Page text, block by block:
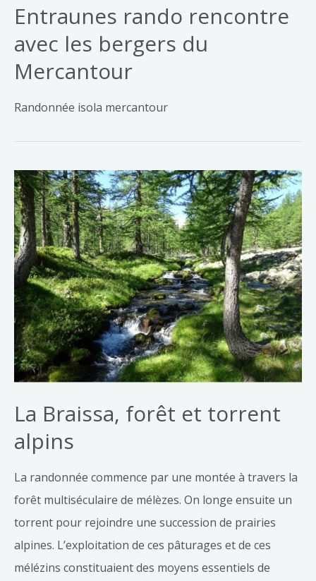
Entraunes rando rencontre
avec les bergers du
Mercantour
Randonnée isola mercantour
La Braissa, forêt et torrent
alpins
La randonnée commence par une montée à travers la
forêt multiséculaire de mélèzes. On longe ensuite un
torrent pour rejoindre une succession de prairies
alpines. L’exploitation de ces pâturages et de ces
mélézins constituaient des moyens essentiels de